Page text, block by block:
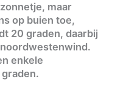
maar
op buien toe,
20 graden, daarbij
enkele